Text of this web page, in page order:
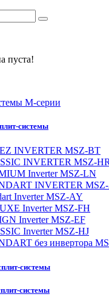
пуста!
M-серии
системы
INVERTER MSZ-BT
INVERTER MSZ-
Inverter MSZ-LN
INVERTER
Inverter MSZ-AY
Inverter MSZ-FH
Inverter MSZ-EF
Inverter MSZ-HJ
без инвертора
системы
системы